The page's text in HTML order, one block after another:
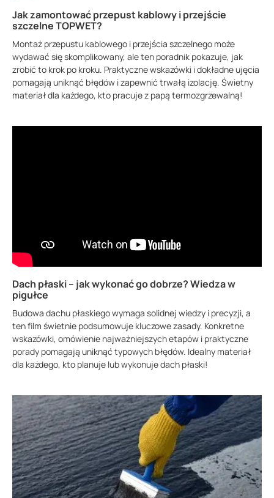
Jak zamontować przepust kablowy i przejście
szczelne TOPWET?
Montaż przepustu kablowego i przejścia szczelnego może
wydawać się skomplikowany, ale ten poradnik pokazuje, jak
zrobić to krok po kroku. Praktyczne wskazówki i dokładne ujęcia
pomagają uniknąć błędów i zapewnić trwałą izolację. Świetny
materiał dla każdego, kto pracuje z papą termozgrzewalną!
Dach płaski – jak wykonać go dobrze? Wiedza w
pigułce
Budowa dachu płaskiego wymaga solidnej wiedzy i precyzji, a
ten film świetnie podsumowuje kluczowe zasady. Konkretne
wskazówki, omówienie najważniejszych etapów i praktyczne
porady pomagają uniknąć typowych błędów. Idealny materiał
dla każdego, kto planuje lub wykonuje dach płaski!